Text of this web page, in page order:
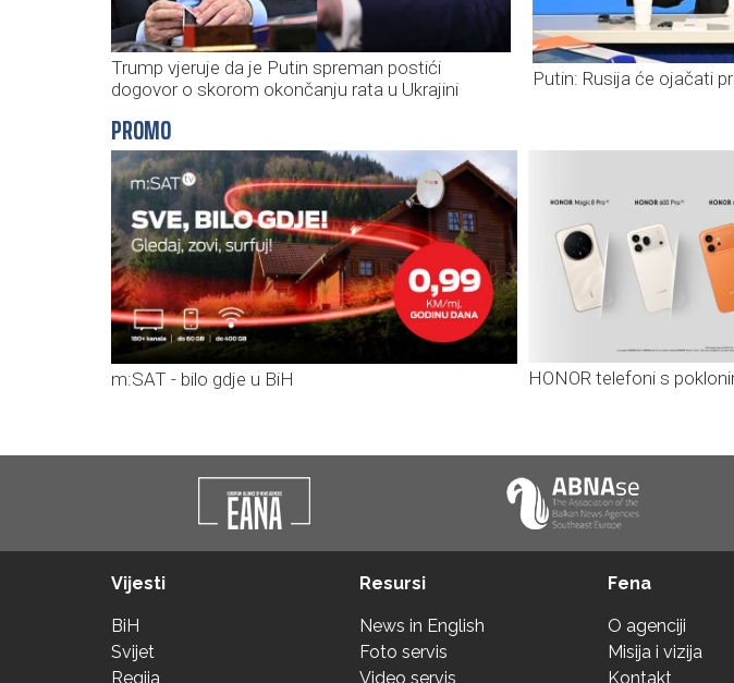
Trump vjeruje da je Putin spreman postići
dogovor o skorom okončanju rata u Ukrajini
Putin: Rusija će ojačati
PROMO
m:SAT - bilo gdje u BiH HONOR telefoni s
Vijesti
BiH
Svijet
Regija
Resursi
News in English
Foto servis
Video servis
Fena
O agenciji
Misija i vizija
Kontakt